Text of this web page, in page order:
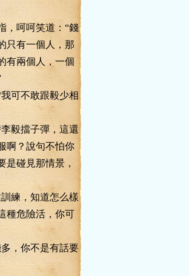
呵呵笑道：“錢
只有一個人，那
有兩個人，一個
不敢跟毅少相
擋子彈，這還
啊？說句不怕你
是碰見那情景，
，知道怎么樣
種危險活，你可
，你不是有話要